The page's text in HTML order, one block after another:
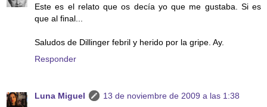
Este es el relato que os decía yo que me gustaba. Si es
que al final...
Saludos de Dillinger febril y herido por la gripe. Ay.
Responder
Luna Miguel
13 de noviembre de 2009 a las 1:38